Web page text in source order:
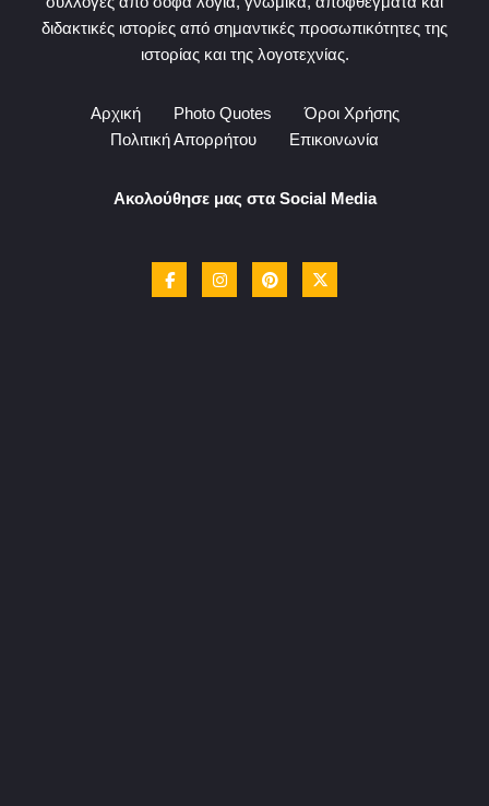
διδακτικές ιστορίες από σημαντικές προσωπικότητες της
ιστορίας και της λογοτεχνίας.
Αρχική Photo Quotes
Όροι Χρήσης
Πολιτική Απορρήτου
Επικοινωνία
Ακολούθησε μας στα Social Media